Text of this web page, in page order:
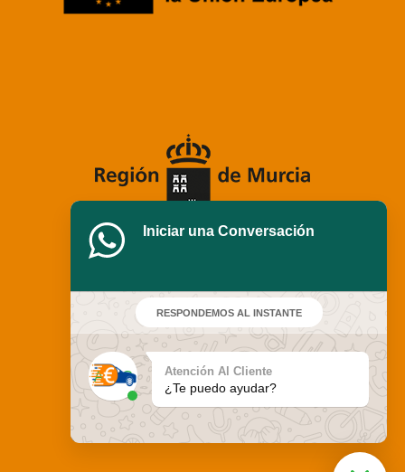
Iniciar una Conversación
RESPONDEMOS AL INSTANTE
Atención Al Cliente
¿Te puedo ayudar?